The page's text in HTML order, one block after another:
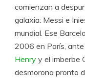
comienzan a
galaxia: Messi e
mundial. Ese
2006 en París,
Henry y el imberbe
desmorona pronto